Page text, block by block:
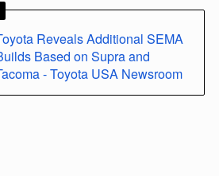
Reveals Additional SEMA
Based on Supra and
- Toyota USA Newsroom